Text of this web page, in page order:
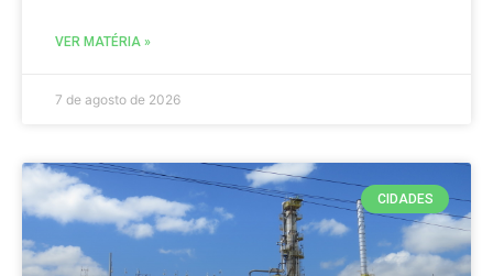
VER MATÉRIA »
7 de agosto de 2026
CIDADES